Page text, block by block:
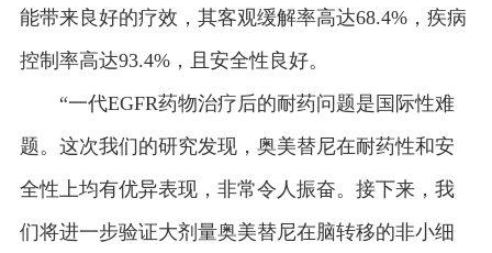
能带来良好的疗效，其客观缓解率高达68.4%，疾病
控制率高达93.4%，且安全性良好。
“一代EGFR药物治疗后的耐药问题是国际性难
题。这次我们的研究发现，奥美替尼在耐药性和安
全性上均有优异表现，非常令人振奋。接下来，我
们将进一步验证大剂量奥美替尼在脑转移的非小细